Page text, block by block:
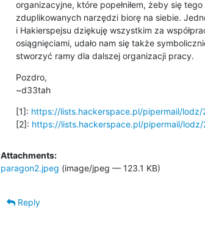
organizacyjne, które popełniłem, żeby się
zduplikowanych narzędzi biorę na siebie.
i Hakierspejsu dziękuję wszystkim za
osiągnięciami, udało nam się także
stworzyć ramy dla dalszej organizacji pracy.
Pozdro,
~d33tah
[1]: https://lists.hackerspace.pl/pipermail/
[2]: https://lists.hackerspace.pl/pipermail/
Attachments:
paragon2.jpeg (image/jpeg — 123.1 KB)
Reply